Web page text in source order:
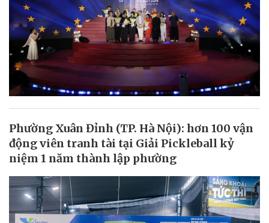
Phường Xuân Đỉnh (TP. Hà Nội): hơn 100 vận
động viên tranh tài tại Giải Pickleball kỷ
niệm 1 năm thành lập phường